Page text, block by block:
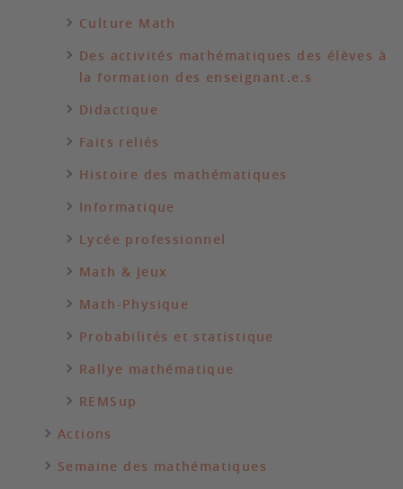
Culture Math
Des activités mathématiques des élèves à
la formation des enseignant.e.s
Didactique
Faits reliés
Histoire des mathématiques
Informatique
Lycée professionnel
Math & Jeux
Math-Physique
Probabilités et statistique
Rallye mathématique
REMSup
Actions
Semaine des mathématiques